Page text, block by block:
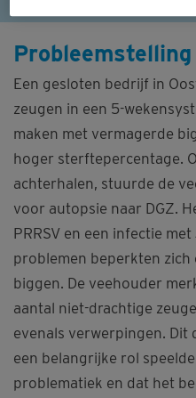
Een gesloten bedrijf in
zeugen in een 5-
maken met vermagerde
hoger sterftepercentage.
achterhalen, stuurde de
voor autopsie naar DGZ.
PRRSV en een infectie met
problemen beperkten
biggen. De veehouder
aantal niet-drachtige
evenals verwerpingen. Dit
een belangrijke rol
problematiek en dat het